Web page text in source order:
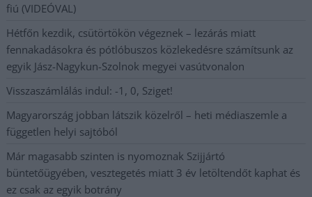
fiú (VIDEÓVAL)
Hétfőn kezdik, csütörtökön végeznek – lezárás miatt
fennakadásokra és pótlóbuszos közlekedésre számítsunk az
egyik Jász-Nagykun-Szolnok megyei vasútvonalon
Visszaszámlálás indul: -1, 0, Sziget!
Magyarország jobban látszik közelről – heti médiaszemle a
független helyi sajtóból
Már magasabb szinten is nyomoznak Szijjártó
büntetőügyében, vesztegetés miatt 3 év letöltendőt kaphat és
ez csak az egyik botrány